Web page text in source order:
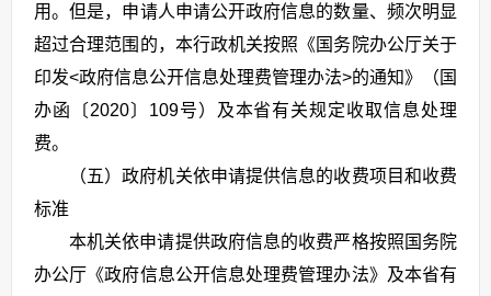
用。但是，申请人申请公开政府信息的数量、频次明显
超过合理范围的，本行政机关按照《国务院办公厅关于
印发<政府信息公开信息处理费管理办法>的通知》（国
办函〔2020〕109号）及本省有关规定收取信息处理
费。
（五）政府机关依申请提供信息的收费项目和收费
标准
本机关依申请提供政府信息的收费严格按照国务院
办公厅《政府信息公开信息处理费管理办法》及本省有